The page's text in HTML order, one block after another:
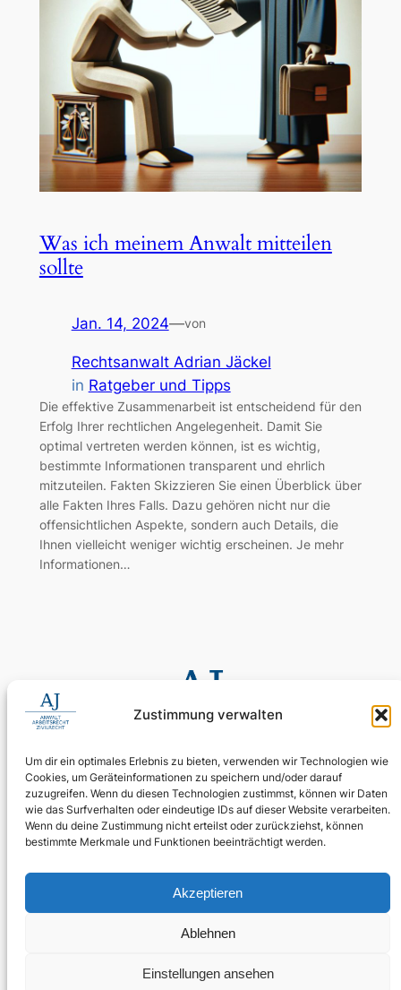
Zustimmung verwalten
Um dir ein optimales Erlebnis zu bieten, verwenden wir Technologien wie
Cookies, um Geräteinformationen zu speichern und/oder darauf
zuzugreifen. Wenn du diesen Technologien zustimmst, können wir Daten
wie das Surfverhalten oder eindeutige IDs auf dieser Website verarbeiten.
Wenn du deine Zustimmung nicht erteilst oder zurückziehst, können
bestimmte Merkmale und Funktionen beeinträchtigt werden.
Akzeptieren
Ablehnen
Einstellungen ansehen
Was ich meinem Anwalt mitteilen
sollte
Jan. 14, 2024—von
Rechtsanwalt Adrian Jäckel
in Ratgeber und Tipps
Die effektive Zusammenarbeit ist entscheidend für den
Erfolg Ihrer rechtlichen Angelegenheit. Damit Sie
optimal vertreten werden können, ist es wichtig,
bestimmte Informationen transparent und ehrlich
mitzuteilen. Fakten Skizzieren Sie einen Überblick über
alle Fakten Ihres Falls. Dazu gehören nicht nur die
offensichtlichen Aspekte, sondern auch Details, die
Ihnen vielleicht weniger wichtig erscheinen. Je mehr
Informationen…
0155 60 11 80 35
Digitale Assistenz: 030 4397 9215 90
24/7 erreichbar: Ihr Anliegen wird zuverlässig aufgenommen.
WhatsApp Business
kanzlei@ra-aj.de
Datenschutz